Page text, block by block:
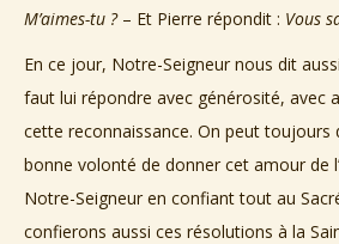
M’aimes-tu ?– Et Pierre répondit : Vous
En ce jour, Notre-Seigneur nous dit
faut lui répondre avec générosité, avec
cette reconnaissance. On peut toujours
bonne volonté de donner cet amour de
Notre-Seigneur en confiant tout au
confierons aussi ces résolutions à la